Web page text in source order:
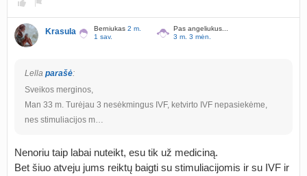
Krasula Berniukas 2 m.
1 sav.
Pas angeliukus...
3 m. 3 mėn.
Lella parašė:
Sveikos merginos,
Man 33 m. Turėjau 3 nesėkmingus IVF, ketvirto IVF nepasiekėme,
nes stimuliacijos m…
Nenoriu taip labai nuteikt, esu tik už mediciną.
Bet šiuo atveju jums reiktų baigti su stimuliacijomis ir su IVF ir